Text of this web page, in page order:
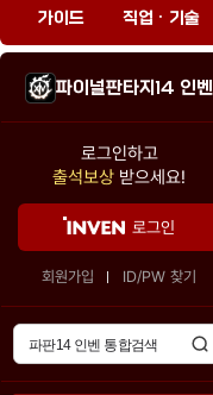
가이드 직업 · 기술
파이널판타지14 인벤
로그인하고
출석보상 받으세요!
로그인
회원가입 ID/PW 찾기